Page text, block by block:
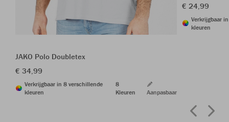
JAKO Polo Doubletex
€ 34,99
Verkrijgbaar in 8 verschillende
kleuren
8
Kleuren
Aanpasbaar
€ 24,99
Verkrijgbaar
kleuren